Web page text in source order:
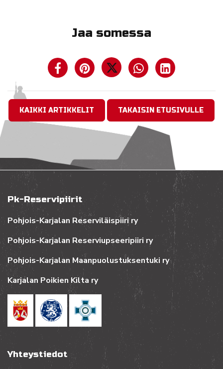
Jaa somessa
KAIKKI ARTIKKELIT TAKAISIN ETUSIVULLE
Pk-Reservipiirit
Pohjois-Karjalan Reserviläispiiri ry
Pohjois-Karjalan Reserviupseeripiiri ry
Pohjois-Karjalan Maanpuolustuksentuki ry
Karjalan Poikien Kilta ry
Yhteystiedot